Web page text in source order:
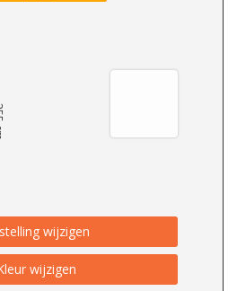
wijzigen
wijzigen